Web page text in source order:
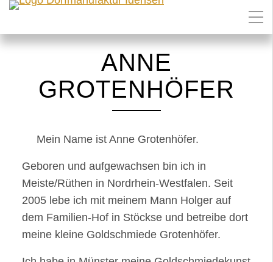
ANNE
GROTENHÖFER
Mein Name ist Anne Grotenhöfer.
Geboren und aufgewachsen bin ich in
Meiste/Rüthen in Nordrhein-Westfalen. Seit
2005 lebe ich mit meinem Mann Holger auf
dem Familien-Hof in Stöckse und betreibe dort
meine kleine Goldschmiede Grotenhöfer.